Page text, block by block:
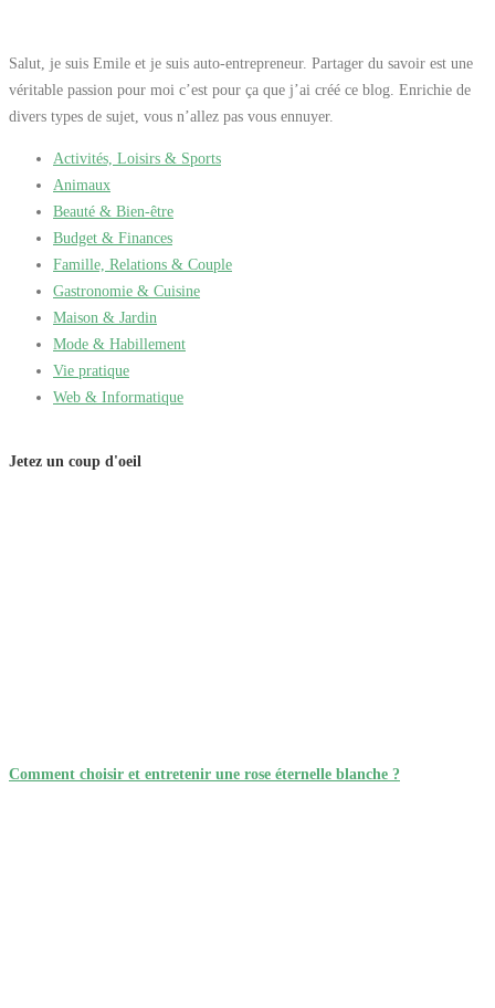
Salut, je suis Emile et je suis auto-entrepreneur. Partager du savoir est une
véritable passion pour moi c’est pour ça que j’ai créé ce blog. Enrichie de
divers types de sujet, vous n’allez pas vous ennuyer.
Activités, Loisirs & Sports
Animaux
Beauté & Bien-être
Budget & Finances
Famille, Relations & Couple
Gastronomie & Cuisine
Maison & Jardin
Mode & Habillement
Vie pratique
Web & Informatique
Jetez un coup d'oeil
Comment choisir et entretenir une rose éternelle blanche ?